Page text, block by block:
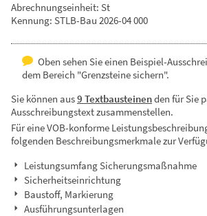
Abrechnungseinheit: St
Kennung: STLB-Bau 2026-04 000
Oben sehen Sie einen Beispiel-
dem Bereich "Grenzsteine sichern".
Sie können aus9 Textbausteinenden für Sie
Ausschreibungstext zusammenstellen.
Für eine VOB-konforme
folgenden Beschreibungsmerkmale zur
Leistungsumfang Sicherungsmaßnahme
Sicherheitseinrichtung
Baustoff, Markierung
Ausführungsunterlagen